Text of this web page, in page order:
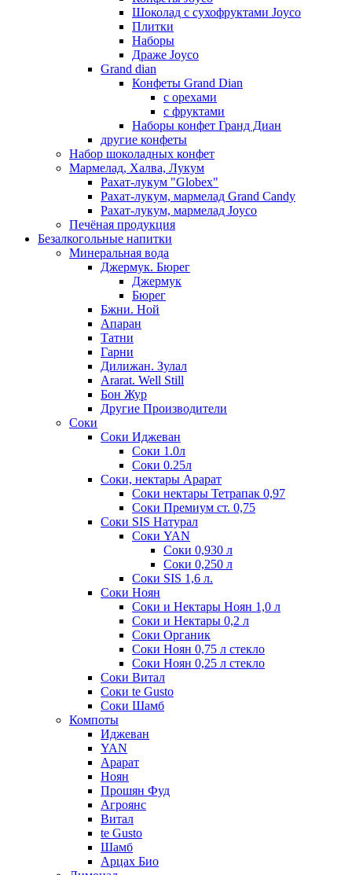
Шоколад с сухофруктами Joyco
Плитки
Наборы
Драже Joyco
Grand dian
Конфеты Grand Dian
с орехами
с фруктами
Наборы конфет Гранд Диан
другие конфеты
Набор шоколадных конфет
Мармелад, Халва, Лукум
Рахат-лукум "Globex"
Рахат-лукум, мармелад Grand Candy
Рахат-лукум, мармелад Joyco
Печёная продукция
Безалкогольные напитки
Минеральная вода
Джермук. Бюрег
Джермук
Бюрег
Бжни. Ной
Апаран
Татни
Гарни
Дилижан. Зулал
Ararat. Well Still
Бон Жур
Другие Производители
Соки
Соки Иджеван
Соки 1.0л
Соки 0.25л
Соки, нектары Арарат
Соки нектары Тетрапак 0,97
Соки Премиум ст. 0,75
Соки SIS Натурал
Соки YAN
Соки 0,930 л
Соки 0,250 л
Соки SIS 1,6 л.
Соки Ноян
Соки и Нектары Ноян 1,0 л
Соки и Нектары 0,2 л
Соки Органик
Соки Ноян 0,75 л стекло
Соки Ноян 0,25 л стекло
Соки Витал
Соки te Gusto
Соки Шамб
Компоты
Иджеван
YAN
Арарат
Ноян
Прошян Фуд
Агроянс
Витал
te Gusto
Шамб
Арцах Био